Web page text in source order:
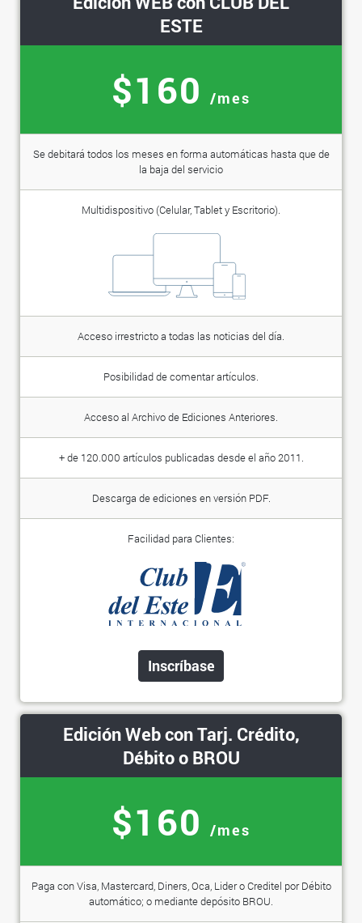
ESTE
$160 /mes
Se debitará todos los meses en forma automáticas hasta que de
la baja del servicio
Multidispositivo (Celular, Tablet y Escritorio).
Acceso irrestricto a todas las noticias del día.
Posibilidad de comentar artículos.
Acceso al Archivo de Ediciones Anteriores.
+ de 120.000 artículos publicadas desde el año 2011.
Descarga de ediciones en versión PDF.
Facilidad para Clientes:
Inscríbase
Edición Web con Tarj. Crédito,
Débito o BROU
$160 /mes
Paga con Visa, Mastercard, Diners, Oca, Lider o Creditel por Débito
automático; o mediante depósito BROU.